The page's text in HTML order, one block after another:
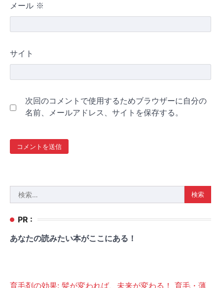
メール ※
サイト
次回のコメントで使用するためブラウザーに自分の
名前、メールアドレス、サイトを保存する。
索:
PR :
あなたの読みたい本がここにある！
育毛剤の効果: 髪が変われば、未来が変わる！ 育毛・薄